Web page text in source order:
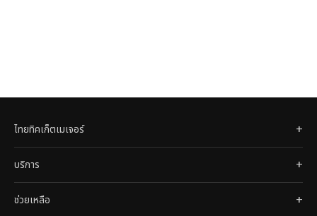
ไทยทิคเก็ตเมเจอร์
บริการ
ช่วยเหลือ